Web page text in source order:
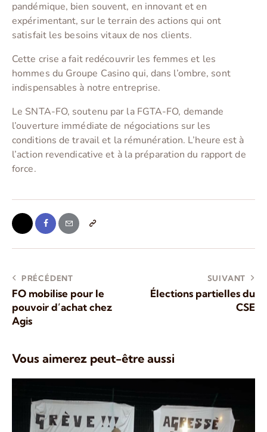
pandémique, bien souvent, en innovant et en
expérimentant, sur le terrain des actions qui ont
satisfait les besoins vitaux de nos clients.
Cette crise a fait redécouvrir les femmes et les
hommes du Groupe Casino qui, dans l’ombre, sont
indispensables à notre entreprise.
Le SNTA-FO, soutenu par la FGTA-FO, demande
l’ouverture immédiate de négociations sur les
conditions de travail et la rémunération. L’heure est à
l’action revendicative et à la préparation du rapport de
force.
PRÉCÉDENT
FO mobilise pour le
pouvoir d’achat chez
Agis
SUIVANT
Élections partielles du
CSE
Vous aimerez peut-être aussi